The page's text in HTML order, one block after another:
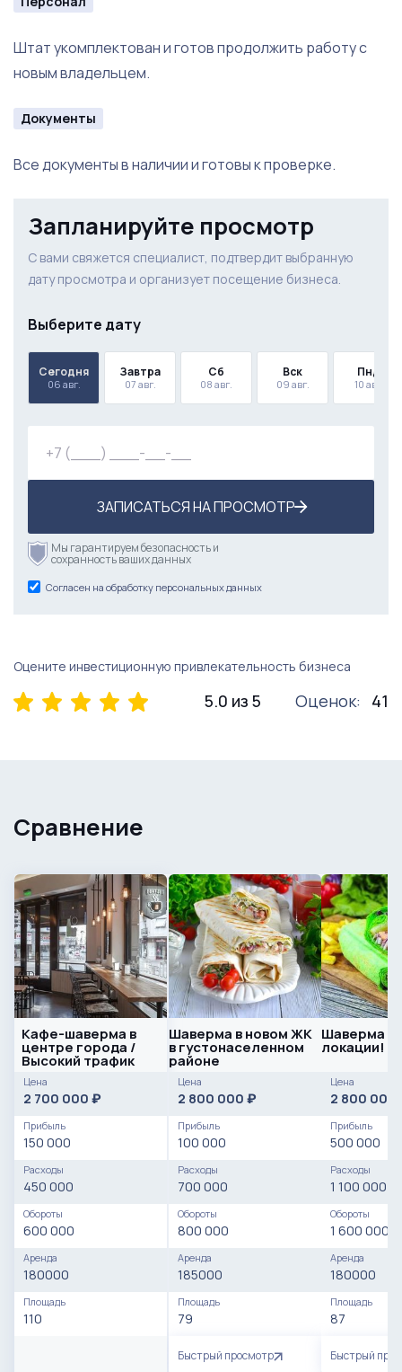
Штат укомплектован и готов продолжить работу с
новым владельцем.
Документы
Все документы в наличии и готовы к проверке.
Запланируйте просмотр
С вами свяжется специалист, подтвердит выбранную
дату просмотра и организует посещение бизнеса.
Выберите дату
Сегодня
06 авг.
Завтра
07 авг.
Сб
08 авг.
Вск
09 авг.
Пнд
10 авг.
ЗАПИСАТЬСЯ НА ПРОСМОТР
Мы гарантируем безопасность и
сохранность ваших данных
Согласен на обработку персональных данных
Оцените инвестиционную привлекательность бизнеса
5.0 из 5 Оценок: 41
Сравнение
Кафе-шаверма в
центре города /
Высокий трафик
Цена
2 700 000 ₽
Прибыль
150 000
Расходы
450 000
Обороты
600 000
Аренда
180000
Площадь
110
Шаверма в новом ЖК
в густонаселенном
районе
Цена
2 800 000 ₽
Прибыль
100 000
Расходы
700 000
Обороты
800 000
Аренда
185000
Площадь
79
Быстрый просмотр
Шаверма в
локации!
Цена
2 800 000
Прибыль
500 000
Расходы
1 100 000
Обороты
1 600 000
Аренда
180000
Площадь
87
Быстрый